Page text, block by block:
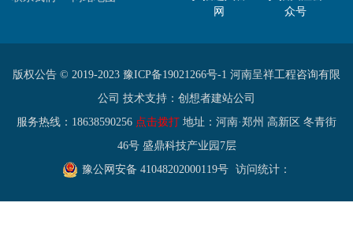
网
众号
版权公告 © 2019-2023 豫ICP备19021266号-1 河南呈祥工程咨询有限
公司 技术支持： 创想者建站公司
服务热线：18638590256 点击拨打 地址：河南·郑州 高新区 冬青街
46号 盛鼎科技产业园7层
豫公网安备 41048202000119号 访问统计：